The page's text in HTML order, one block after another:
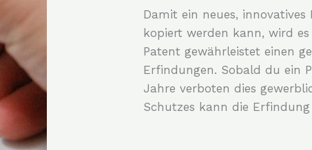
Damit ein neues,
kopiert werden kann, wird
Patent gewährleistet einen
Erfindungen. Sobald du ein
Jahre verboten dies
Schutzes kann die